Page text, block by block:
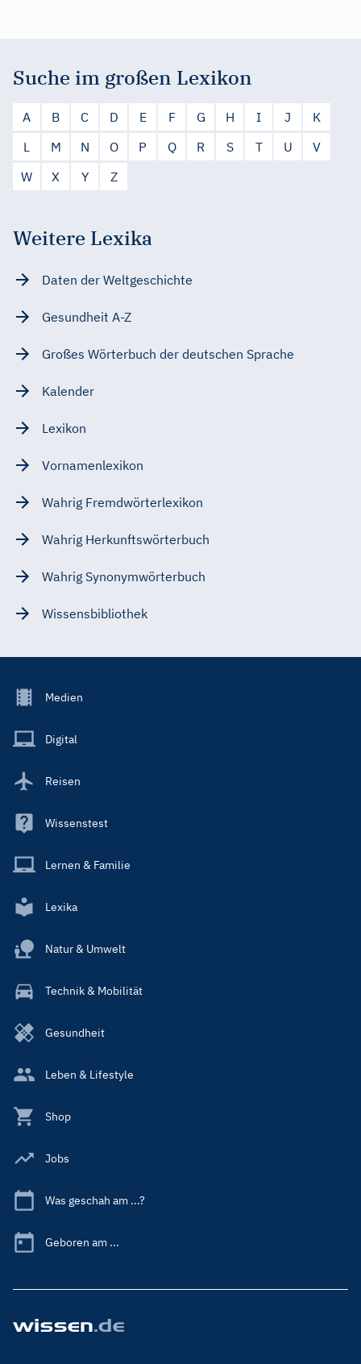
Suche im großen Lexikon
A B C D E F G H I J
K
L
M N O P Q R S T U
V
W
X Y Z
Weitere Lexika
Daten der Weltgeschichte
Gesundheit A-Z
Großes Wörterbuch der deutschen Sprache
Kalender
Lexikon
Vornamenlexikon
Wahrig Fremdwörterlexikon
Wahrig Herkunftswörterbuch
Wahrig Synonymwörterbuch
Wissensbibliothek
Footer
Main
Medien
Digital
Reisen
Wissenstest
Lernen & Familie
Lexika
Natur & Umwelt
Technik & Mobilität
Gesundheit
Leben & Lifestyle
Shop
Jobs
Was geschah am ...?
Geboren am ...